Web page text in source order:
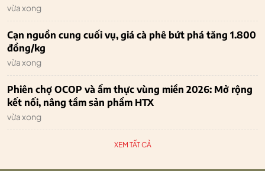
vừa xong
Cạn nguồn cung cuối vụ, giá cà phê bứt phá tăng 1.800
đồng/kg
vừa xong
Phiên chợ OCOP và ẩm thực vùng miền 2026: Mở rộng
kết nối, nâng tầm sản phẩm HTX
vừa xong
XEM TẤT CẢ